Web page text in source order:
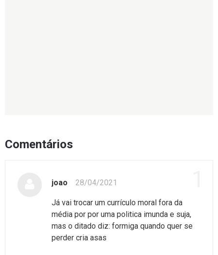
Comentários
joao 28/04/2021
Já vai trocar um currículo moral fora da
média por por uma politica imunda e suja,
mas o ditado diz: formiga quando quer se
perder cria asas